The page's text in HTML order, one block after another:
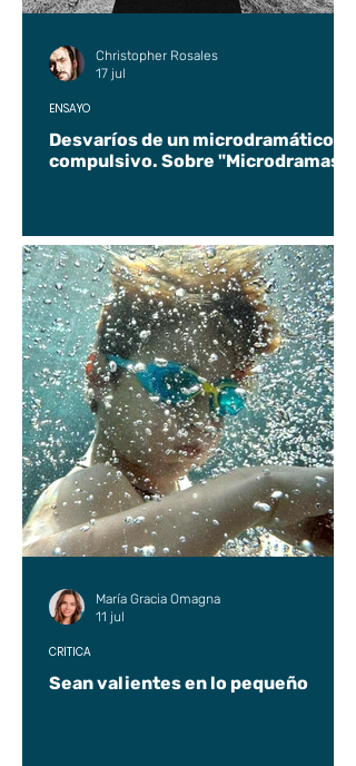
Desvaríos de un microdramático
compulsivo. Sobre "Microdramas".
ENSAYO
Christopher Rosales
17 jul
Sean valientes en lo pequeño
CRÍTICA
María Gracia Omagna
11 jul